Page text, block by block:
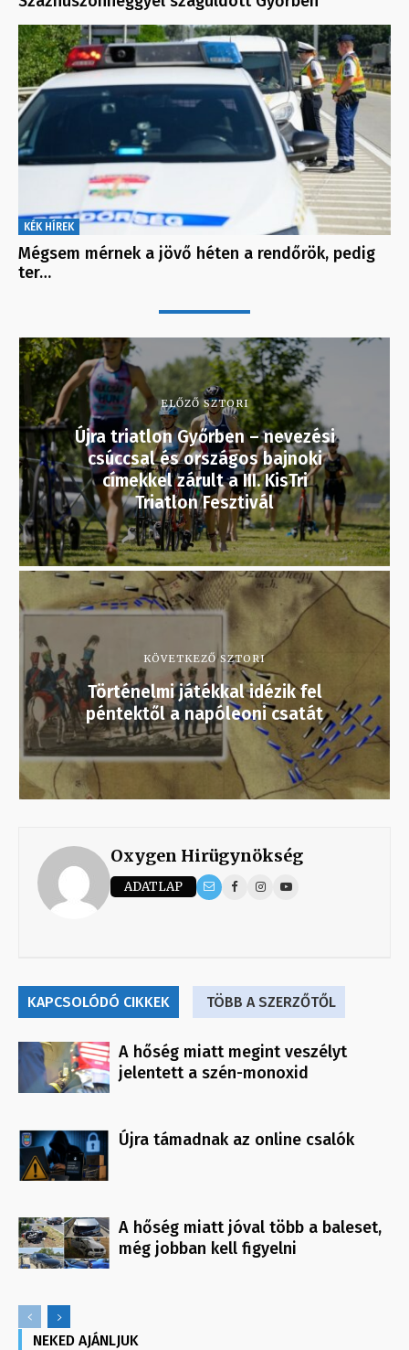
KÉK HÍREK
Mégsem mérnek a jövő héten a rendőrök, pedig
ter…
ELŐZŐ SZTORI
Újra triatlon Győrben – nevezési
csúccsal és országos bajnoki
címekkel zárult a III. KisTri
Triatlon Fesztivál
KÖVETKEZŐ SZTORI
Történelmi játékkal idézik fel
péntektől a napóleoni csatát
Oxygen Hirügynökség
ADATLAP
KAPCSOLÓDÓ CIKKEK TÖBB A SZERZŐTŐL
A hőség miatt megint veszélyt
jelentett a szén-monoxid
Újra támadnak az online csalók
A hőség miatt jóval több a baleset,
még jobban kell figyelni
NEKED AJÁNLJUK